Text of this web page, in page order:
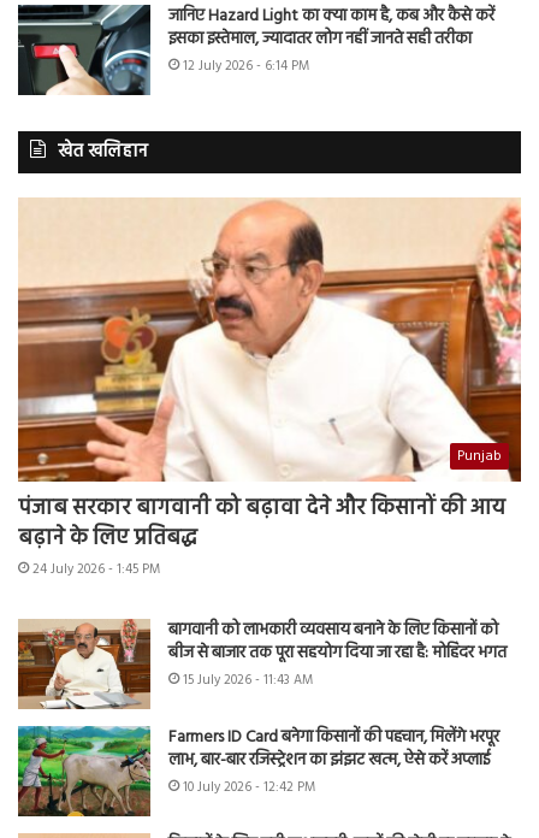
जानिए Hazard Light का क्या काम है, कब और कैसे करें
इसका इस्तेमाल, ज्यादातर लोग नहीं जानते सही तरीका
12 July 2026 - 6:14 PM
खेत खलिहान
Punjab
पंजाब सरकार बागवानी को बढ़ावा देने और किसानों की आय
बढ़ाने के लिए प्रतिबद्ध
24 July 2026 - 1:45 PM
बागवानी को लाभकारी व्यवसाय बनाने के लिए किसानों को
बीज से बाजार तक पूरा सहयोग दिया जा रहा है: मोहिंदर भगत
15 July 2026 - 11:43 AM
Farmers ID Card बनेगा किसानों की पहचान, मिलेंगे भरपूर
लाभ, बार-बार रजिस्ट्रेशन का झंझट खत्म, ऐसे करें अप्लाई
10 July 2026 - 12:42 PM